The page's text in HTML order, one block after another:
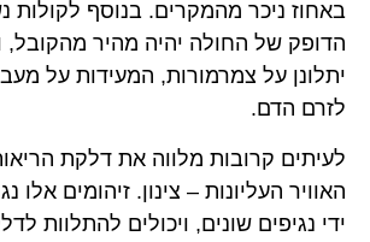
באחוז ניכר מהמקרים. בנוסף לקולות
הדופק של החולה יהיה מהיר מהקובל,
יתלונן על צמרמורות, המעידות על
לזרם הדם.
לעיתים קרובות מלווה את דלקת
האוויר העליונות – צינון. זיהומים אלו
ידי נגיפים שונים, ויכולים להתלוות